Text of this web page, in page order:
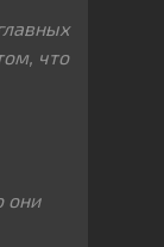
что
они